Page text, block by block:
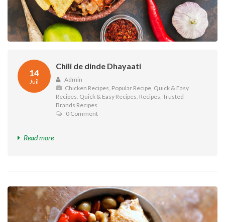
14
Juil
Chili de dinde Dhayaati
Admin
Chicken Recipes Popular Recipe Quick & Easy
Recipes Quick & Easy Recipes Recipes Trusted
Brands Recipes
0 Comment
Read more